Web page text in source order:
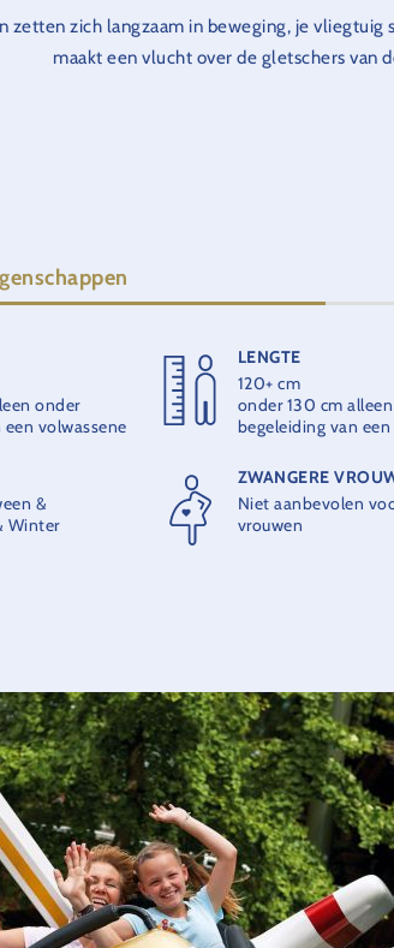
zetten zich langzaam in beweging, je vliegtuig
maakt een vlucht over de gletschers van
onder
volwassene
LENGTE
120+ cm
onder 130 cm
begeleiding van
&
Winter
ZWANGERE
Niet aanbevolen
vrouwen
OPENING
1989
700 personen per uur